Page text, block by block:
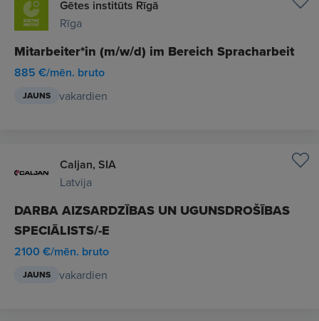
Gētes institūts Rīgā
Rīga
Mitarbeiter*in (m/w/d) im Bereich Spracharbeit
885 €/mēn. bruto
JAUNS vakardien
Caljan, SIA
Latvija
DARBA AIZSARDZĪBAS UN UGUNSDROŠĪBAS
SPECIĀLISTS/-E
2100 €/mēn. bruto
JAUNS vakardien